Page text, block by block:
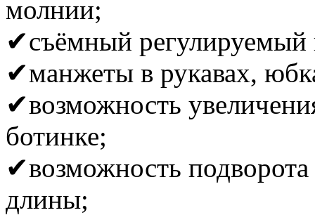
молнии;
✔съёмный
✔манжеты в рукавах,
✔возможность
ботинке;
✔возможность
длины;